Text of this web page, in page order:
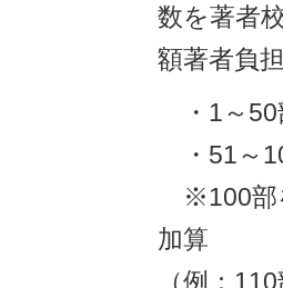
数を著者
額著者負
・1～50
・51～
※100部
加算
（例：